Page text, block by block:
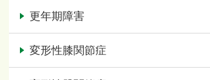
更年期障害
変形性膝関節症